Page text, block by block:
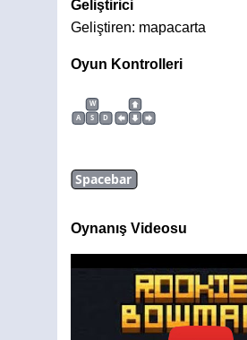
Geliştirici
Geliştiren: mapacarta
Oyun Kontrolleri
W
A
S D
Spacebar
Oynanış Videosu